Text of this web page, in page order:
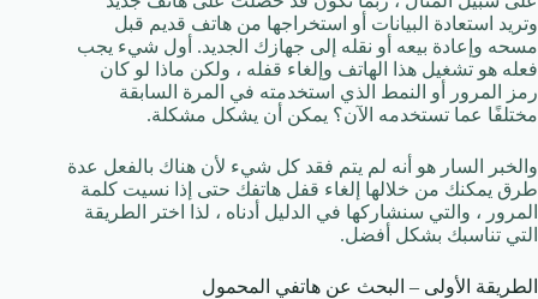
وتريد استعادة البيانات أو استخراجها من هاتف قديم قبل
مسحه وإعادة بيعه أو نقله إلى جهازك الجديد. أول شيء يجب
فعله هو تشغيل هذا الهاتف وإلغاء قفله ، ولكن ماذا لو كان
رمز المرور أو النمط الذي استخدمته في المرة السابقة
مختلفًا عما تستخدمه الآن؟ يمكن أن يشكل مشكلة.
والخبر السار هو أنه لم يتم فقد كل شيء لأن هناك بالفعل عدة
طرق يمكنك من خلالها إلغاء قفل هاتفك حتى إذا نسيت كلمة
المرور ، والتي سنشاركها في الدليل أدناه ، لذا اختر الطريقة
التي تناسبك بشكل أفضل.
الطريقة الأولى – البحث عن هاتفي المحمول